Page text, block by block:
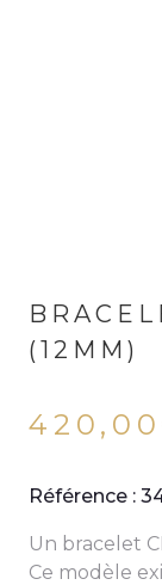
(12MM)
420,00
Référence :
Un bracelet
Ce modèle